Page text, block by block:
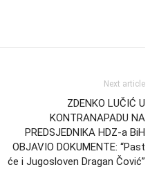
Next article
ZDENKO LUČIĆ U
KONTRANAPADU NA
PREDSJEDNIKA HDZ-a BiH
OBJAVIO DOKUMENTE: “Past
će i Jugosloven Dragan Čović”